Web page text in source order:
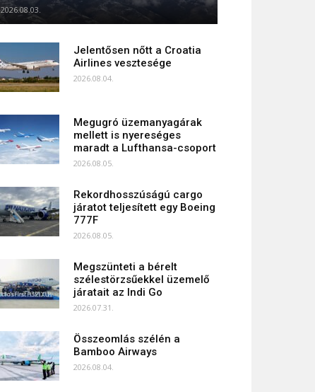
2026.08.03.
Jelentősen nőtt a Croatia
Airlines vesztesége
2026.08.04.
Megugró üzemanyagárak
mellett is nyereséges
maradt a Lufthansa-csoport
2026.08.05.
Rekordhosszúságú cargo
járatot teljesített egy Boeing
777F
2026.08.05.
Megszünteti a bérelt
szélestörzsűekkel üzemelő
járatait az Indi Go
2026.07.31.
Összeomlás szélén a
Bamboo Airways
2026.08.04.